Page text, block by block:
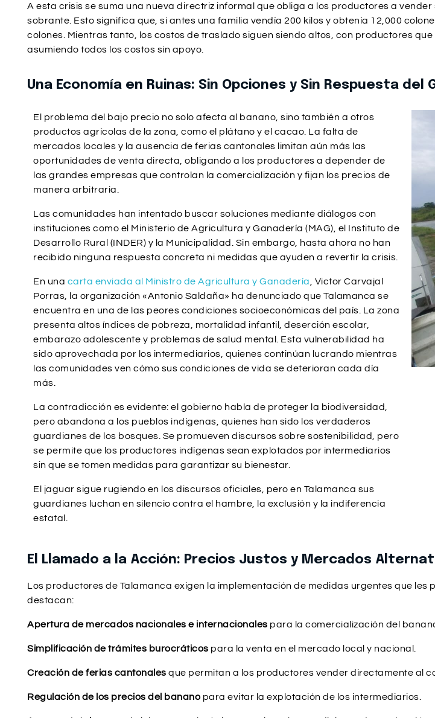
A esta crisis se suma una nueva directriz informal que obliga a los productores a
sobrante. Esto significa que, si antes una familia vendía 200 kilos y obtenía 12,000
colones. Mientras tanto, los costos de traslado siguen siendo altos, con productores
asumiendo todos los costos sin apoyo.
Una Economía en Ruinas: Sin Opciones y Sin Respuesta del
El problema del bajo precio no solo afecta al banano, sino también a otros
productos agrícolas de la zona, como el plátano y el cacao. La falta de
mercados locales y la ausencia de ferias cantonales limitan aún más las
oportunidades de venta directa, obligando a los productores a depender de
las grandes empresas que controlan la comercialización y fijan los precios de
manera arbitraria.
Las comunidades han intentado buscar soluciones mediante diálogos con
instituciones como el Ministerio de Agricultura y Ganadería (MAG), el Instituto de
Desarrollo Rural (INDER) y la Municipalidad. Sin embargo, hasta ahora no han
recibido ninguna respuesta concreta ni medidas que ayuden a revertir la crisis.
En una carta enviada al Ministro de Agricultura y Ganadería , Victor Carvajal
Porras, la organización «Antonio Saldaña» ha denunciado que Talamanca se
encuentra en una de las peores condiciones socioeconómicas del país. La zona
presenta altos índices de pobreza, mortalidad infantil, deserción escolar,
embarazo adolescente y problemas de salud mental. Esta vulnerabilidad ha
sido aprovechada por los intermediarios, quienes continúan lucrando mientras
las comunidades ven cómo sus condiciones de vida se deterioran cada día
más.
La contradicción es evidente: el gobierno habla de proteger la biodiversidad,
pero abandona a los pueblos indígenas, quienes han sido los verdaderos
guardianes de los bosques. Se promueven discursos sobre sostenibilidad, pero
se permite que los productores indígenas sean explotados por intermediarios
sin que se tomen medidas para garantizar su bienestar.
El jaguar sigue rugiendo en los discursos oficiales, pero en Talamanca sus
guardianes luchan en silencio contra el hambre, la exclusión y la indiferencia
estatal.
El Llamado a la Acción: Precios Justos y Mercados
Los productores de Talamanca exigen la implementación de medidas urgentes que
destacan:
Apertura de mercados nacionales e internacionales para la comercialización del
Simplificación de trámites burocráticos para la venta en el mercado local y nacional.
Creación de ferias cantonales que permitan a los productores vender directamente al
Regulación de los precios del bananopara evitar la explotación de los intermediarios.